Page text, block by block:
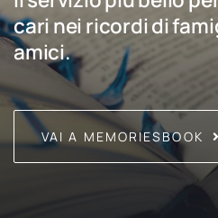
cari nei ricordi di
amici.
VAI A MEMORIESBOOK